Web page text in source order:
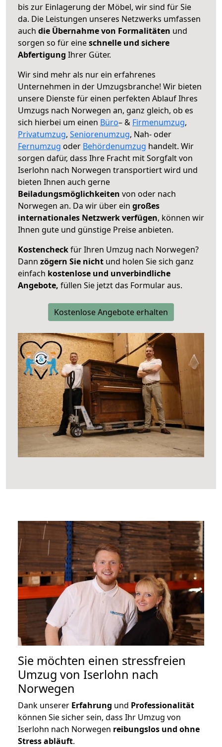
bis zur Einlagerung der Möbel, wir sind für Sie
da. Die Leistungen unseres Netzwerks umfassen
auch die Übernahme von Formalitäten und
sorgen so für eineschnelle und sichere
Abfertigung Ihrer Güter.
Wir sind mehr als nur ein erfahrenes
Unternehmen in der Umzugsbranche! Wir bieten
unsere Dienste für einen perfekten Ablauf Ihres
Umzugs nach Norwegen an, ganz gleich, ob es
sich hierbei um einen Büro– & Firmenumzug,
Privatumzug, Seniorenumzug, Nah- oder
Fernumzug oder Behördenumzug handelt. Wir
sorgen dafür, dass Ihre Fracht mit Sorgfalt von
Iserlohn nach Norwegen transportiert wird und
bieten Ihnen auch gerne
Beiladungsmöglichkeiten von oder nach
Norwegen an. Da wir über ein großes
internationales Netzwerk verfügen, können wir
Ihnen gute und günstige Preise anbieten.
Kostencheckfür Ihren Umzug nach Norwegen?
Dann zögern Sie nicht und holen Sie sich ganz
einfach kostenlose und unverbindliche
Angebote, füllen Sie jetzt das Formular aus.
Kostenlose Angebote erhalten
Sie möchten einen stressfreien
Umzug von Iserlohn nach
Norwegen
Dank unserer Erfahrung und Professionalität
können Sie sicher sein, dass Ihr Umzug von
Iserlohn nach Norwegen reibungslos und ohne
Stress abläuft.